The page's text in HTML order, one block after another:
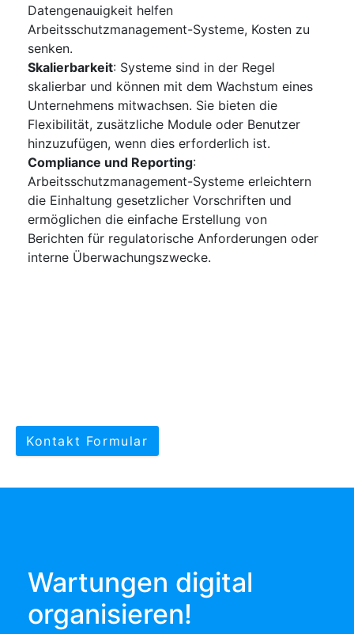
Datengenauigkeit helfen
Arbeitsschutzmanagement-Systeme, Kosten zu
senken.
Skalierbarkeit: Systeme sind in der Regel
skalierbar und können mit dem Wachstum eines
Unternehmens mitwachsen. Sie bieten die
Flexibilität, zusätzliche Module oder Benutzer
hinzuzufügen, wenn dies erforderlich ist.
Compliance und Reporting:
Arbeitsschutzmanagement-Systeme erleichtern
die Einhaltung gesetzlicher Vorschriften und
ermöglichen die einfache Erstellung von
Berichten für regulatorische Anforderungen oder
interne Überwachungszwecke.
Kontakt Formular
Wartungen digital
organisieren!